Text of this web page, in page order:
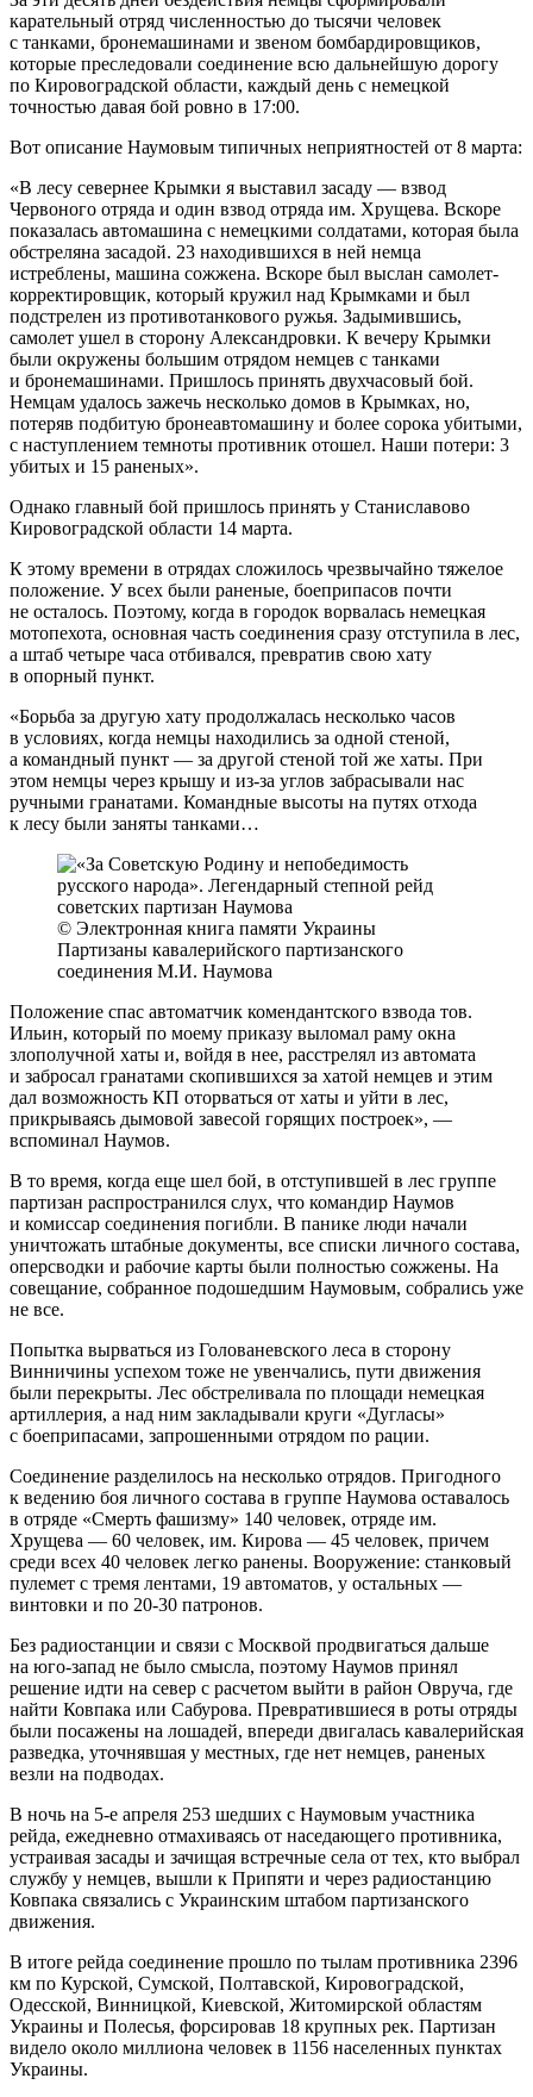
карательный отряд численностью до тысячи человек
с танками, бронемашинами и звеном бомбардировщиков,
которые преследовали соединение всю дальнейшую дорогу
по Кировоградской области, каждый день с немецкой
точностью давая бой ровно в 17:00.
Вот описание Наумовым типичных неприятностей от 8 марта:
«В лесу севернее Крымки я выставил засаду — взвод
Червоного отряда и один взвод отряда им. Хрущева. Вскоре
показалась автомашина с немецкими солдатами, которая была
обстреляна засадой. 23 находившихся в ней немца
истреблены, машина сожжена. Вскоре был выслан самолет-
корректировщик, который кружил над Крымками и был
подстрелен из противотанкового ружья. Задымившись,
самолет ушел в сторону Александровки. К вечеру Крымки
были окружены большим отрядом немцев с танками
и бронемашинами. Пришлось принять двухчасовый бой.
Немцам удалось зажечь несколько домов в Крымках, но,
потеряв подбитую бронеавтомашину и более сорока убитыми,
с наступлением темноты противник отошел. Наши потери: 3
убитых и 15 раненых».
Однако главный бой пришлось принять у Станиславово
Кировоградской области 14 марта.
К этому времени в отрядах сложилось чрезвычайно тяжелое
положение. У всех были раненые, боеприпасов почти
не осталось. Поэтому, когда в городок ворвалась немецкая
мотопехота, основная часть соединения сразу отступила в лес,
а штаб четыре часа отбивался, превратив свою хату
в опорный пункт.
«Борьба за другую хату продолжалась несколько часов
в условиях, когда немцы находились за одной стеной,
а командный пункт — за другой стеной той же хаты. При
этом немцы через крышу и из-за углов забрасывали нас
ручными гранатами. Командные высоты на путях отхода
к лесу были заняты танками…
© Электронная книга памяти Украины
Партизаны кавалерийского партизанского
соединения М.И. Наумова
Положение спас автоматчик комендантского взвода тов.
Ильин, который по моему приказу выломал раму окна
злополучной хаты и, войдя в нее, расстрелял из автомата
и забросал гранатами скопившихся за хатой немцев и этим
дал возможность КП оторваться от хаты и уйти в лес,
прикрываясь дымовой завесой горящих построек», —
вспоминал Наумов.
В то время, когда еще шел бой, в отступившей в лес группе
партизан распространился слух, что командир Наумов
и комиссар соединения погибли. В панике люди начали
уничтожать штабные документы, все списки личного состава,
оперсводки и рабочие карты были полностью сожжены. На
совещание, собранное подошедшим Наумовым, собрались уже
не все.
Попытка вырваться из Голованевского леса в сторону
Винничины успехом тоже не увенчались, пути движения
были перекрыты. Лес обстреливала по площади немецкая
артиллерия, а над ним закладывали круги «Дугласы»
с боеприпасами, запрошенными отрядом по рации.
Соединение разделилось на несколько отрядов. Пригодного
к ведению боя личного состава в группе Наумова оставалось
в отряде «Смерть фашизму» 140 человек, отряде им.
Хрущева — 60 человек, им. Кирова — 45 человек, причем
среди всех 40 человек легко ранены. Вооружение: станковый
пулемет с тремя лентами, 19 автоматов, у остальных —
винтовки и по 20-30 патронов.
Без радиостанции и связи с Москвой продвигаться дальше
на юго-запад не было смысла, поэтому Наумов принял
решение идти на север с расчетом выйти в район Овруча, где
найти Ковпака или Сабурова. Превратившиеся в роты отряды
были посажены на лошадей, впереди двигалась кавалерийская
разведка, уточнявшая у местных, где нет немцев, раненых
везли на подводах.
В ночь на 5-е апреля 253 шедших с Наумовым участника
рейда, ежедневно отмахиваясь от наседающего противника,
устраивая засады и зачищая встречные села от тех, кто выбрал
службу у немцев, вышли к Припяти и через радиостанцию
Ковпака связались с Украинским штабом партизанского
движения.
В итоге рейда соединение прошло по тылам противника 2396
км по Курской, Сумской, Полтавской, Кировоградской,
Одесской, Винницкой, Киевской, Житомирской областям
Украины и Полесья, форсировав 18 крупных рек. Партизан
видело около миллиона человек в 1156 населенных пунктах
Украины.